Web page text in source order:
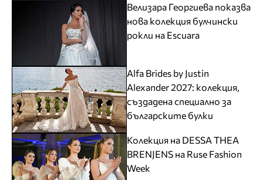
Велизара Георгиева показва
нова колекция булчински
рокли на Escuara
Alfa Brides by Justin
Alexander 2027: колекция,
създадена специално за
българските булки
Колекция на DESSA THEA
BRENJENS на Ruse Fashion
Week